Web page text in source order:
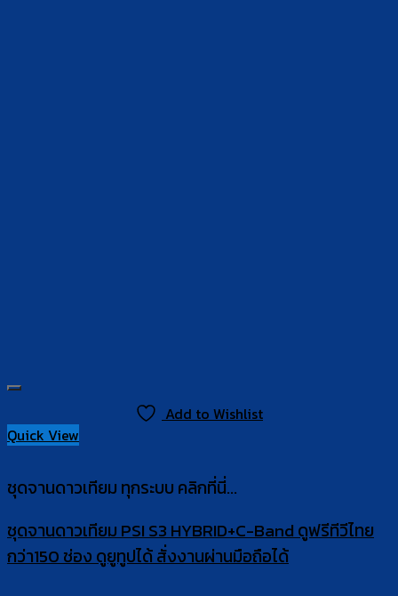
Add to Wishlist
Quick View
ชุดจานดาวเทียม ทุกระบบ คลิกที่นี่...
ชุดจานดาวเทียม PSI S3 HYBRID+C-Band ดูฟรีทีวีไทย
กว่า150 ช่อง ดูยูทูปได้ สั่งงานผ่านมือถือได้